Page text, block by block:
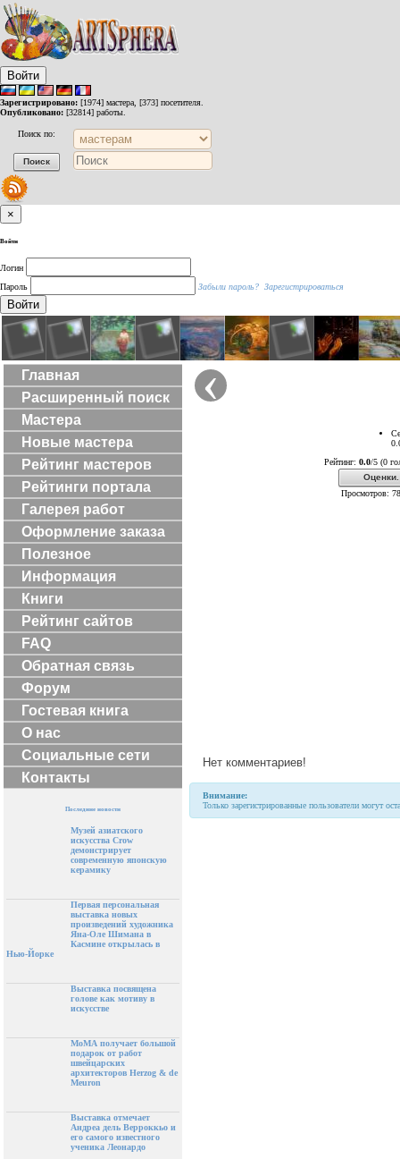
Войти
Зарегистрировано: [1974] мастера, [373] посетителя.
Опубликовано: [32814] работы.
Поиск по:
×
Войти
Логин
Пароль
Забыли пароль? Зарегистрироваться
Войти
Главная
Расширенный поиск
Мастера
Новые мастера
Рейтинг мастеров
Рейтинги портала
Галерея работ
Оформление заказа
Полезное
Информация
Книги
Рейтинг сайтов
FAQ
Обратная связь
Форум
Гостевая книга
О нас
Социальные сети
Контакты
Последние новости
Музей азиатского
искусства Crow
демонстрирует
современную японскую
керамику
Первая персональная
выставка новых
произведений художника
Яна-Оле Шимана в
Касмине открылась в
Нью-Йорке
Выставка посвящена
голове как мотиву в
искусстве
МоМА получает большой
подарок от работ
швейцарских
архитекторов Herzog & de
Meuron
Выставка отмечает
Андреа дель Верроккьо и
его самого известного
ученика Леонардо
‹
Рейтинг: 0.0/5 (0
Оценки.
Просмотров:
Нет комментариев!
Внимание:
Только зарегистрированные пользователи могут